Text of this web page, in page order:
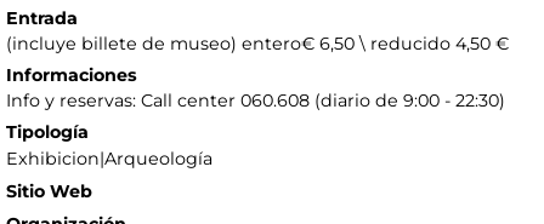
Entrada
(incluye billete de museo) entero€ 6,50 \ reducido 4,50 €
Informaciones
Info y reservas: Call center 060.608 (diario de 9:00 - 22:30)
Tipología
Exhibicion|Arqueología
Sitio Web